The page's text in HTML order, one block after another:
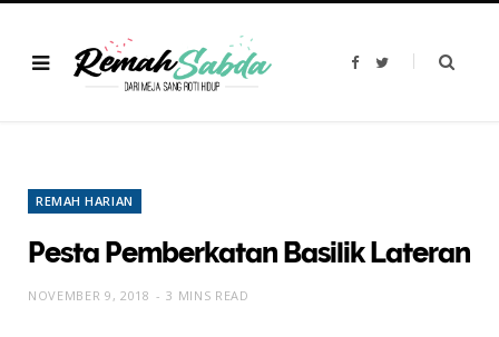
F
T
REMAH HARIAN
Pesta Pemberkatan Basilik Lateran
NOVEMBER 9, 2018 3 MINS READ